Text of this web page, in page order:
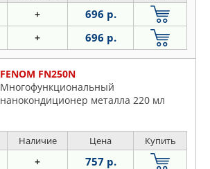
+ 696 р.
+ 696 р.
FENOM FN250N
Многофункциональный
нанокондиционер металла 220 мл
Наличие Цена Купить
+ 757 р.